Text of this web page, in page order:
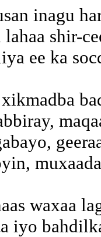
inagu
shir-
ee ka
waxaa
iyo